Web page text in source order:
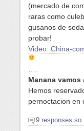
(mercado de
raras como
gusanos de
probar!
Video: China-
….
Manana vamos
Hemos
pernoctacion en
9 responses so